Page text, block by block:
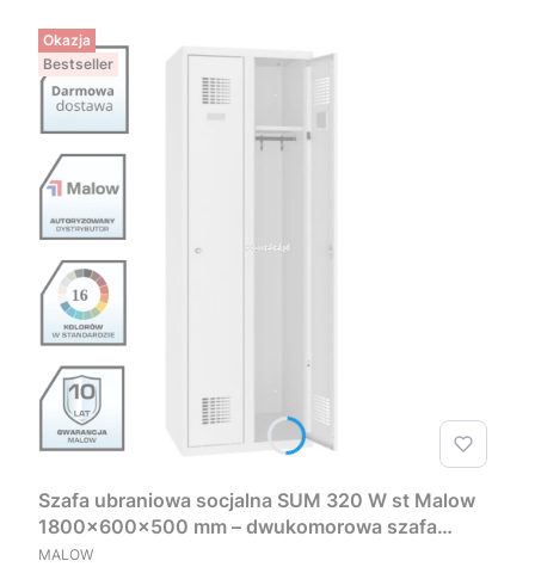
Okazja
Bestseller
Szafa ubraniowa socjalna SUM 320 W st Malow
1800x600x500 mm – dwukomorowa szafa
metalowa 60 cm
PRODUCENT
MALOW